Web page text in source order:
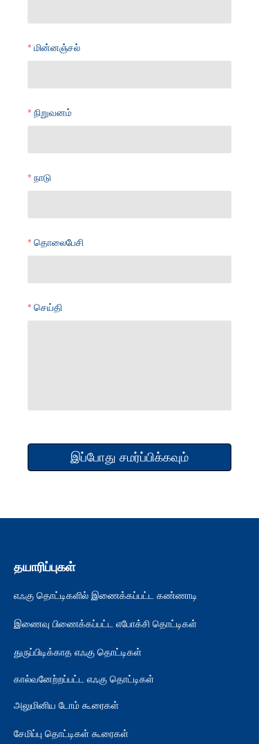
மின்னஞ்சல்
நிறுவனம்
நாடு
தொலைபேசி
செய்தி
இப்போது சமர்ப்பிக்கவும்
தயாரிப்புகள்
எஃகு தொட்டிகளில் இணைக்கப்பட்ட கண்ணாடி
இணைவு பிணைக்கப்பட்ட எபோக்சி தொட்டிகள்
துருப்பிடிக்காத எஃகு தொட்டிகள்
கால்வனேற்றப்பட்ட எஃகு தொட்டிகள்
அலுமினிய டோம் கூரைகள்
சேமிப்பு தொட்டிகள் கூரைகள்